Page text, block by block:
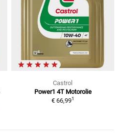
Castrol
Power1 4T Motorolie
€ 66,991